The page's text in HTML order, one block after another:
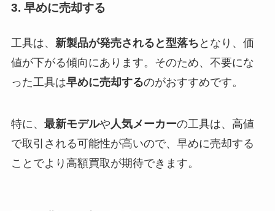
3. 早めに売却する
工具は、 新製品が発売されると型落ち となり、価
値が下がる傾向にあります。そのため、不要にな
った工具は早めに売却するのがおすすめです。
特に、 最新モデルや 人気メーカーの工具は、高値
で取引される可能性が高いので、早めに売却する
ことでより高額買取が期待できます。